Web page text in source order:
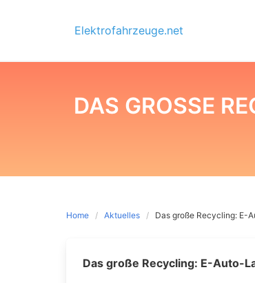
Elektrofahrzeuge.net
DAS GROSSE
Home Aktuelles Das große Recycling: E-
Das große Recycling: E-Auto-